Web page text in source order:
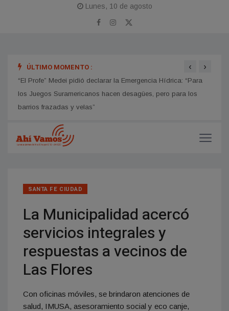
Lunes, 10 de agosto
ÚLTIMO MOMENTO :
“El Profe” Medei pidió declarar la Emergencia Hídrica: “Para
los Juegos Suramericanos hacen desagües, pero para los
barrios frazadas y velas”
‹ ›
SANTA FE CIUDAD
La Municipalidad acercó
servicios integrales y
respuestas a vecinos de
Las Flores
Con oficinas móviles, se brindaron atenciones de
salud, IMUSA, asesoramiento social y eco canje,